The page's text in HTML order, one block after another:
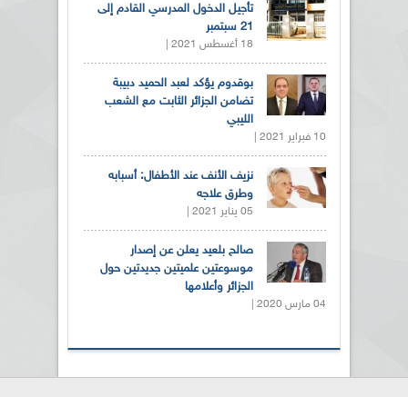
تأجيل الدخول المدرسي القادم إلى
21 سبتمبر
18 أغسطس 2021 |
بوقدوم يؤكد لعبد الحميد دبيبة
تضامن الجزائر الثابت مع الشعب
الليبي
10 فبراير 2021 |
نزيف الأنف عند الأطفال: أسبابه
وطرق علاجه
05 يناير 2021 |
صالح بلعيد يعلن عن إصدار
موسوعتين علميتين جديدتين حول
الجزائر وأعلامها
04 مارس 2020 |